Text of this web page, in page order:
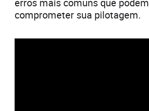
erros mais comuns que podem
comprometer sua pilotagem.